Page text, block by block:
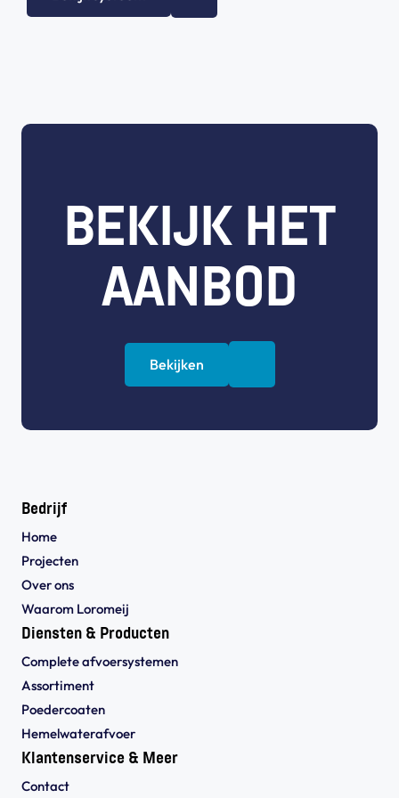
BEKIJK HET
AANBOD
Bekijken
Bedrijf
Home
Projecten
Over ons
Waarom Loromeij
Diensten & Producten
Complete afvoersystemen
Assortiment
Poedercoaten
Hemelwaterafvoer
Klantenservice & Meer
Contact